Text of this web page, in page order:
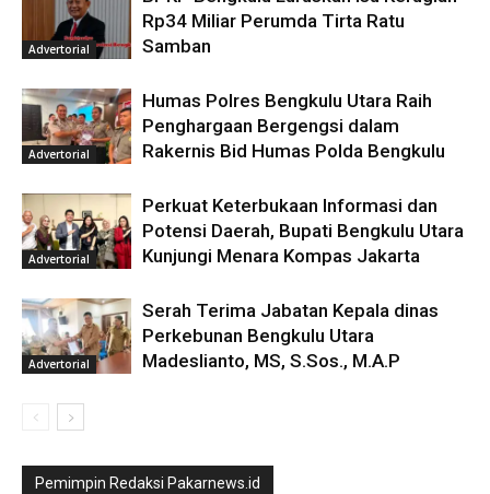
Advertorial
Rp34 Miliar Perumda Tirta Ratu
Samban
Advertorial
Humas Polres Bengkulu Utara Raih
Penghargaan Bergengsi dalam
Rakernis Bid Humas Polda Bengkulu
Advertorial
Perkuat Keterbukaan Informasi dan
Potensi Daerah, Bupati Bengkulu Utara
Kunjungi Menara Kompas Jakarta
Advertorial
Serah Terima Jabatan Kepala dinas
Perkebunan Bengkulu Utara
Madeslianto, MS, S.Sos., M.A.P
Pemimpin Redaksi Pakarnews.id